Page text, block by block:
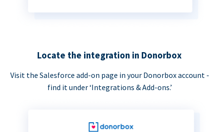
Locate the integration in Donorbox
Visit the Salesforce add-on page in your Donorbox account -
find it under ‘Integrations & Add-ons.’